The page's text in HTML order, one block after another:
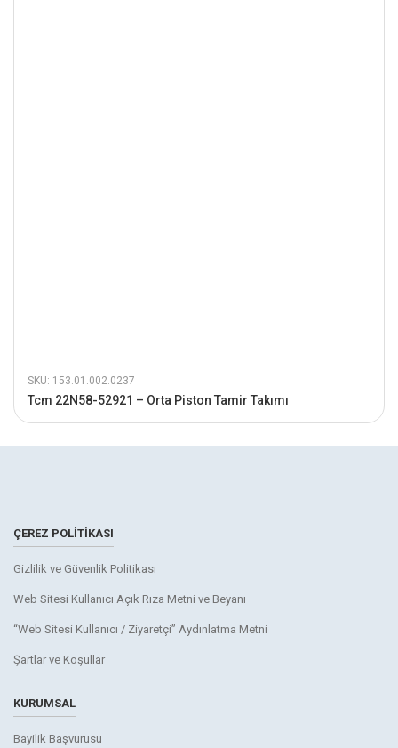
SKU: 153.01.002.0237
Tcm 22N58-52921 – Orta Piston Tamir Takımı
ÇEREZ POLITIKASI
Gizlilik ve Güvenlik Politikası
Web Sitesi Kullanıcı Açık Rıza Metni ve Beyanı
“Web Sitesi Kullanıcı / Ziyaretçi” Aydınlatma Metni
Şartlar ve Koşullar
KURUMSAL
Bayilik Başvurusu